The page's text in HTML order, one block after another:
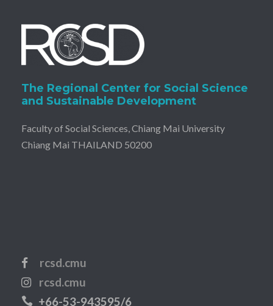
The Regional Center for Social Science
and Sustainable Development
Faculty of Social Sciences, Chiang Mai University
Chiang Mai THAILAND 50200
rcsd.cmu
rcsd.cmu
+66-53-943595/6